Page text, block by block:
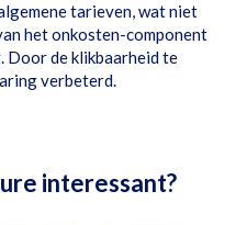
tarieven, wat niet
het onkosten-component
Door de klikbaarheid te
verbeterd.
interessant?